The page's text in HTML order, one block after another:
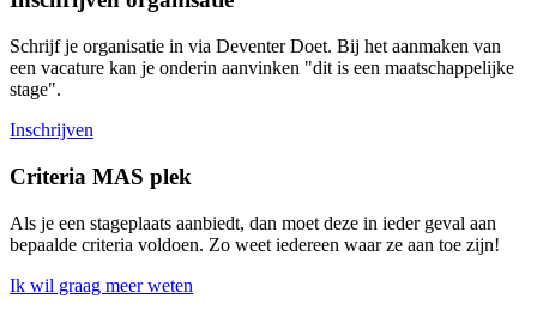
Schrijf je organisatie in via Deventer Doet. Bij het aanmaken van
een vacature kan je onderin aanvinken "dit is een maatschappelijke
stage".
Inschrijven
Criteria MAS plek
Als je een stageplaats aanbiedt, dan moet deze in ieder geval aan
bepaalde criteria voldoen. Zo weet iedereen waar ze aan toe zijn!
Ik wil graag meer weten